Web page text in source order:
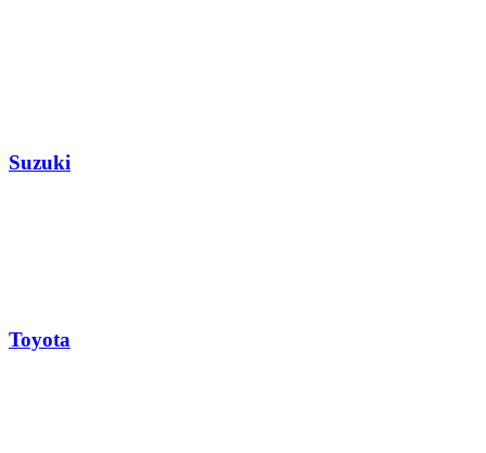
Suzuki
Toyota